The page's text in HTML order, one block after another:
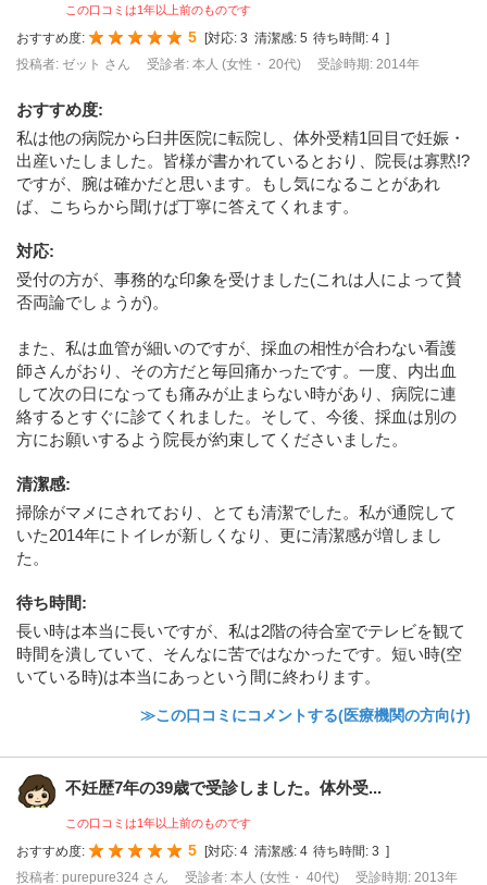
この口コミは1年以上前のものです
おすすめ度: 5 [対応: 3 清潔感: 5 待ち時間: 4 ]
投稿者: ゼット さん
受診者: 本人 (女性・ 20代) 受診時期: 2014年
おすすめ度:
私は他の病院から臼井医院に転院し、体外受精1回目で妊娠・
出産いたしました。皆様が書かれているとおり、院長は寡黙!?
ですが、腕は確かだと思います。もし気になることがあれ
ば、こちらから聞けば丁寧に答えてくれます。
対応:
受付の方が、事務的な印象を受けました(これは人によって賛
否両論でしょうが)。
また、私は血管が細いのですが、採血の相性が合わない看護
師さんがおり、その方だと毎回痛かったです。一度、内出血
して次の日になっても痛みが止まらない時があり、病院に連
絡するとすぐに診てくれました。そして、今後、採血は別の
方にお願いするよう院長が約束してくださいました。
清潔感:
掃除がマメにされており、とても清潔でした。私が通院して
いた2014年にトイレが新しくなり、更に清潔感が増しまし
た。
待ち時間:
長い時は本当に長いですが、私は2階の待合室でテレビを観て
時間を潰していて、そんなに苦ではなかったです。短い時(空
いている時)は本当にあっという間に終わります。
≫この口コミにコメントする(医療機関の方向け)
不妊歴7年の39歳で受診しました。体外受...
この口コミは1年以上前のものです
おすすめ度: 5 [対応: 4 清潔感: 4 待ち時間: 3 ]
投稿者: purepure324 さん
受診者: 本人 (女性・ 40代) 受診時期: 2013年